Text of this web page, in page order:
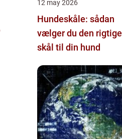
12 may 2026
Hundeskåle: sådan
vælger du den rigtige
skål til din hund